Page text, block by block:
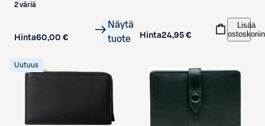
2 väriä
Hinta60,00 €
Näytä
tuote
Hinta24,95 €
Lisää
ostoskoriin
Uutuus